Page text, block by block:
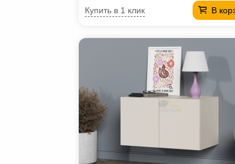
В
Купить в 1 клик